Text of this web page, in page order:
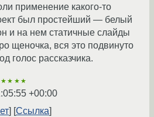
применение какого-то
был простейший — белый
и на нем статичные слайды
щеночка, вся это подвинуто
голос рассказчика.
+00:00
Ссылка